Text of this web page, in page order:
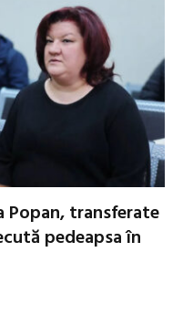
Popan, transferate
pedeapsa în